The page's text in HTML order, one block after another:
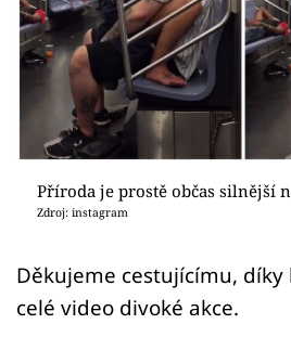
Videa
Sledujte prima+
Přihlášení
Příroda je prostě občas silnější
Zdroj: instagram
Děkujeme cestujícímu,
celé video divoké akce.